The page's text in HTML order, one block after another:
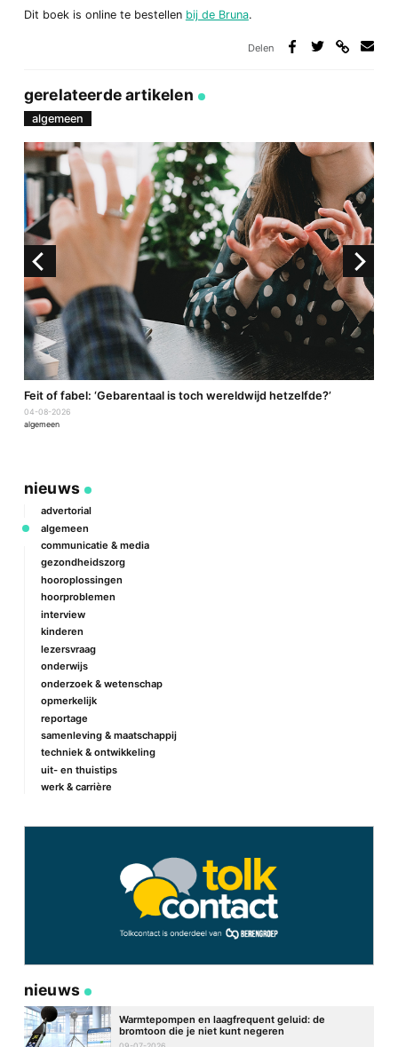
Dit boek is online te bestellen bij de Bruna.
Delen
gerelateerde artikelen
algemeen
Feit of fabel: ‘Gebarentaal is toch wereldwijd hetzelfde?’
04-08-2026
algemeen
nieuws
advertorial
algemeen
communicatie & media
gezondheidszorg
hooroplossingen
hoorproblemen
interview
kinderen
lezersvraag
onderwijs
onderzoek & wetenschap
opmerkelijk
reportage
samenleving & maatschappij
techniek & ontwikkeling
uit- en thuistips
werk & carrière
nieuws
Warmtepompen en laagfrequent geluid: de
bromtoon die je niet kunt negeren